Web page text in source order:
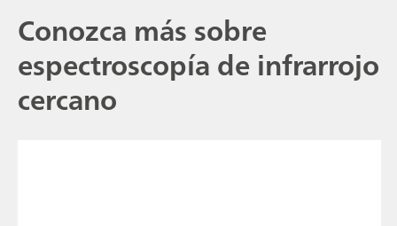
Conozca más sobre
espectroscopía de infrarrojo
cercano